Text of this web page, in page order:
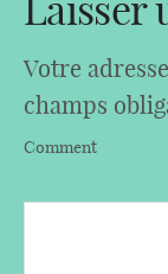
Votre
champs
Comment